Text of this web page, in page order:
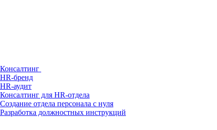
Консалтинг
HR-бренд
HR-аудит
Консалтинг для HR-отдела
Создание отдела персонала с нуля
Разработка должностных инструкций